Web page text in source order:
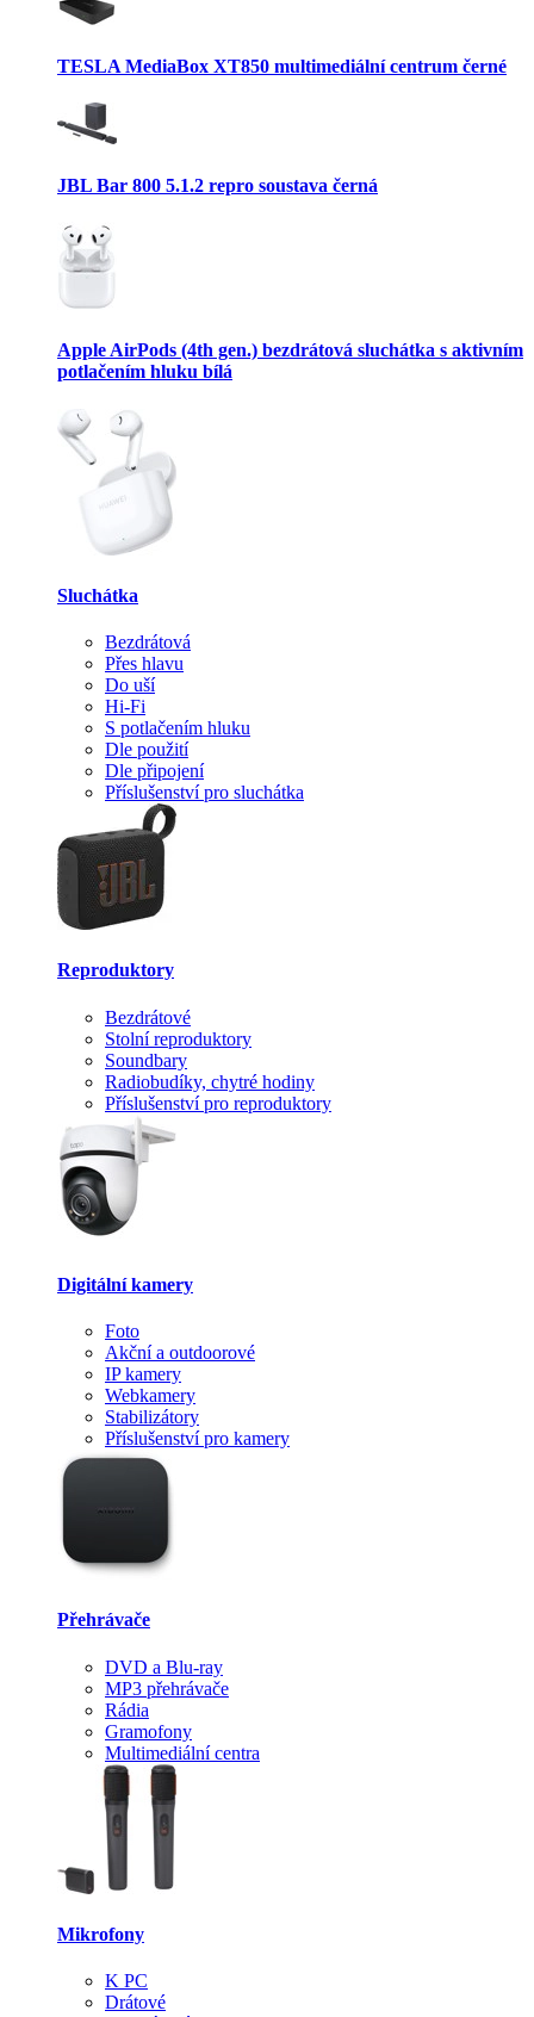
TESLA MediaBox XT850 multimediální centrum černé
JBL Bar 800 5.1.2 repro soustava černá
Apple AirPods (4th gen.) bezdrátová sluchátka s aktivním
potlačením hluku bílá
Sluchátka
Bezdrátová
Přes hlavu
Do uší
Hi-Fi
S potlačením hluku
Dle použití
Dle připojení
Příslušenství pro sluchátka
Reproduktory
Bezdrátové
Stolní reproduktory
Soundbary
Radiobudíky, chytré hodiny
Příslušenství pro reproduktory
Digitální kamery
Foto
Akční a outdoorové
IP kamery
Webkamery
Stabilizátory
Příslušenství pro kamery
Přehrávače
DVD a Blu-ray
MP3 přehrávače
Rádia
Gramofony
Multimediální centra
Mikrofony
K PC
Drátové